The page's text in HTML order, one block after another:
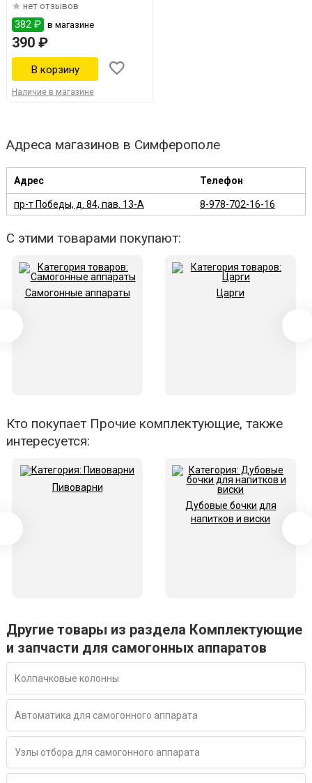
нет отзывов
382 ₽ в магазине
390 ₽
Наличие в магазине
Адреса магазинов в Симферополе
Адрес Телефон
пр-т Победы, д. 84, пав. 13-А 8-978-702-16-16
С этими товарами покупают:
Самогонные аппараты Царги
Кто покупает Прочие комплектующие, также
интересуется:
Пивоварни
Дубовые бочки для
напитков и виски
Другие товары из раздела Комплектующие
и запчасти для самогонных аппаратов
Колпачковые колонны
Автоматика для самогонного аппарата
Узлы отбора для самогонного аппарата